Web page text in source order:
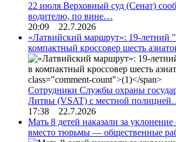
22 июля Верховный суд (Сенат)
водителю, по вине…
20:09 22.7.2026
«Латвийский маршрут»: 19-летний
компактный кроссовер шесть
Сотрудники Службы охраны
Литвы (VSAT) с местной
17:38 22.7.2026
Мать 8 детей наказали за
вместо тюрьмы — общественные